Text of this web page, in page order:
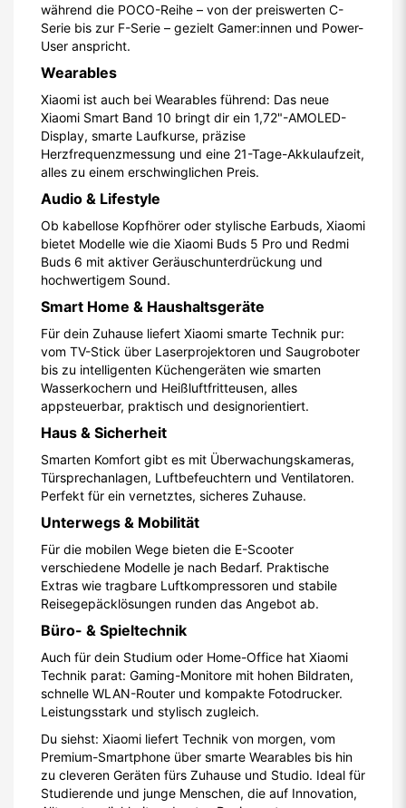
während die POCO-Reihe – von der preiswerten C-
Serie bis zur F-Serie – gezielt Gamer:innen und Power-
User anspricht.
Wearables
Xiaomi ist auch bei Wearables führend: Das neue
Xiaomi Smart Band 10 bringt dir ein 1,72"-AMOLED-
Display, smarte Laufkurse, präzise
Herzfrequenzmessung und eine 21-Tage-Akkulaufzeit,
alles zu einem erschwinglichen Preis.
Audio & Lifestyle
Ob kabellose Kopfhörer oder stylische Earbuds, Xiaomi
bietet Modelle wie die Xiaomi Buds 5 Pro und Redmi
Buds 6 mit aktiver Geräuschunterdrückung und
hochwertigem Sound.
Smart Home & Haushaltsgeräte
Für dein Zuhause liefert Xiaomi smarte Technik pur:
vom TV-Stick über Laserprojektoren und Saugroboter
bis zu intelligenten Küchengeräten wie smarten
Wasserkochern und Heißluftfritteusen, alles
appsteuerbar, praktisch und designorientiert.
Haus & Sicherheit
Smarten Komfort gibt es mit Überwachungskameras,
Türsprechanlagen, Luftbefeuchtern und Ventilatoren.
Perfekt für ein vernetztes, sicheres Zuhause.
Unterwegs & Mobilität
Für die mobilen Wege bieten die E-Scooter
verschiedene Modelle je nach Bedarf. Praktische
Extras wie tragbare Luftkompressoren und stabile
Reisegepäcklösungen runden das Angebot ab.
Büro- & Spieltechnik
Auch für dein Studium oder Home-Office hat Xiaomi
Technik parat: Gaming-Monitore mit hohen Bildraten,
schnelle WLAN-Router und kompakte Fotodrucker.
Leistungsstark und stylisch zugleich.
Du siehst: Xiaomi liefert Technik von morgen, vom
Premium-Smartphone über smarte Wearables bis hin
zu cleveren Geräten fürs Zuhause und Studio. Ideal für
Studierende und junge Menschen, die auf Innovation,